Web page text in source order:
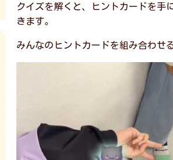
クイズを解くと、ヒントカードを手
きます。
みんなのヒントカードを組み合わ